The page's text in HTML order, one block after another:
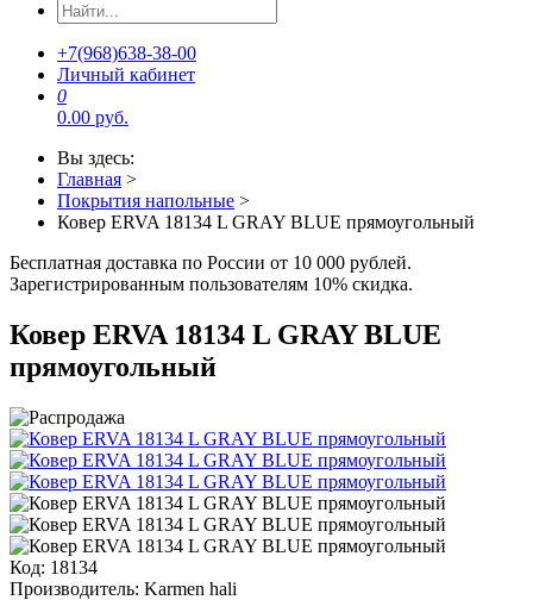
+7(968)638-38-00
Личный кабинет
0
0.00 руб.
Вы здесь:
Главная >
Покрытия напольные >
Ковер ERVA 18134 L GRAY BLUE прямоугольный
Бесплатная доставка по России от 10 000 рублей.
Зарегистрированным пользователям 10% скидка.
Ковер ERVA 18134 L GRAY BLUE
прямоугольный
Код: 18134
Производитель: Karmen hali